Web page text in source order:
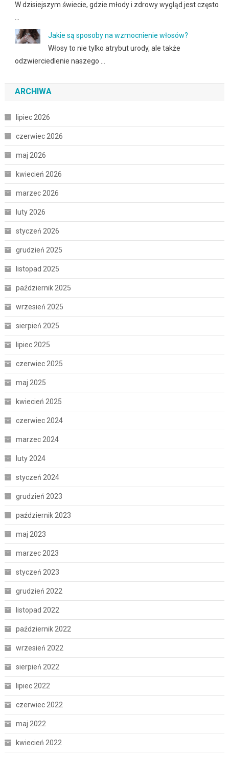
W dzisiejszym świecie, gdzie młody i zdrowy wygląd jest często
Jakie są sposoby na wzmocnienie włosów?
Włosy to nie tylko atrybut urody, ale także
odzwierciedlenie naszego …
ARCHIWA
lipiec 2026
czerwiec 2026
maj 2026
kwiecień 2026
marzec 2026
luty 2026
styczeń 2026
grudzień 2025
listopad 2025
październik 2025
wrzesień 2025
sierpień 2025
lipiec 2025
czerwiec 2025
maj 2025
kwiecień 2025
czerwiec 2024
marzec 2024
luty 2024
styczeń 2024
grudzień 2023
październik 2023
maj 2023
marzec 2023
styczeń 2023
grudzień 2022
listopad 2022
październik 2022
wrzesień 2022
sierpień 2022
lipiec 2022
czerwiec 2022
maj 2022
kwiecień 2022